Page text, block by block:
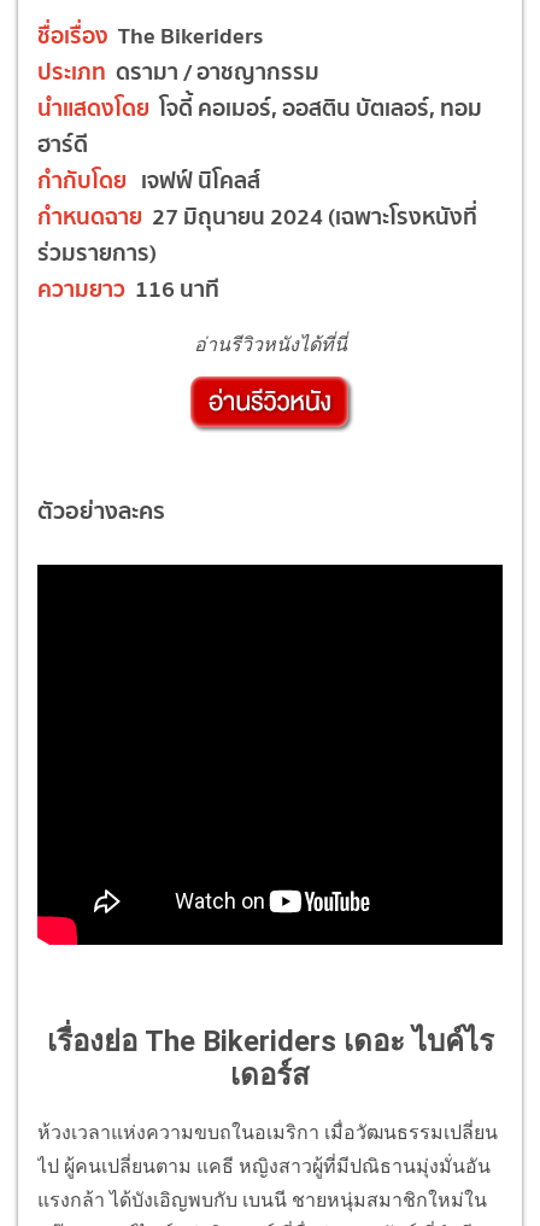
ชื่อเรื่อง The Bikeriders
ประเภท ดรามา / อาชญากรรม
นำแสดงโดย โจดี้ คอเมอร์, ออสติน บัตเลอร์, ทอม
ฮาร์ดี
กำกับโดย เจฟฟ์ นิโคลส์
กำหนดฉาย 27 มิถุนายน 2024 (เฉพาะโรงหนังที่
ร่วมรายการ)
ความยาว 116 นาที
อ่านรีวิวหนังได้ที่นี่
ตัวอย่างละคร
เรื่องย่อ The Bikeriders เดอะ ไบค์ไร
เดอร์ส
ห้วงเวลาแห่งความขบถในอเมริกา เมื่อวัฒนธรรมเปลี่ยน
ไป ผู้คนเปลี่ยนตาม แคธี หญิงสาวผู้ที่มีปณิธานมุ่งมั่นอัน
แรงกล้า ได้บังเอิญพบกับ เบนนี ชายหนุ่มสมาชิกใหม่ใน